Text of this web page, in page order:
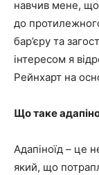
навчив мене, що
до
бар’єру та
інтересом я
Рейнхарт на
Що таке
Адапіноїд – це
який, що